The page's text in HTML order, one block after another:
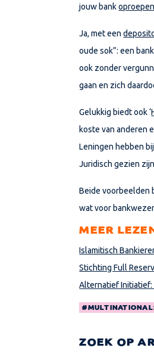
jouw bankoproepen
Ja, met een
oude sok”: een
ook zonder
gaan en zich
Gelukkig biedt ook ‘
koste van anderen
Leningen hebben
Juridisch gezien
Beide voorbeelden
wat voor
MEER LEZEN
Islamitisch
Stichting Full
Alternatief Initiatief:
ZOEK OP